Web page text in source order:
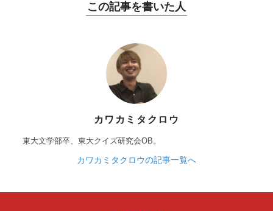
この記事を書いた人
カワカミタクロウ
東大文学部卒、東大クイズ研究会OB。
カワカミタクロウの記事一覧へ